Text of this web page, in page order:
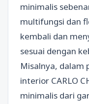
minimalis
multifungsi dan
kembali dan
sesuai dengan
Misalnya, dalam
interior CARLO
minimalis dari